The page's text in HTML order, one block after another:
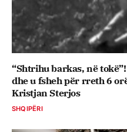
“Shtrihu barkas, në
dhe u fsheh për rreth 6
Kristjan Sterjos
SHQIPËRI